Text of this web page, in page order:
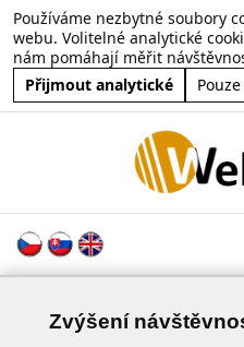
Používáme nezbytné soubory
webu. Volitelné analytické
nám pomáhají měřit
Přijmout analytické
Zvýšení